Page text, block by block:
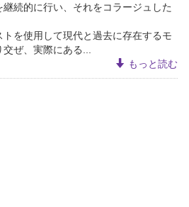
続的に行い、それをコラージュした
を使用して現代と過去に存在するモ
ぜ、実際にある...
もっと読む